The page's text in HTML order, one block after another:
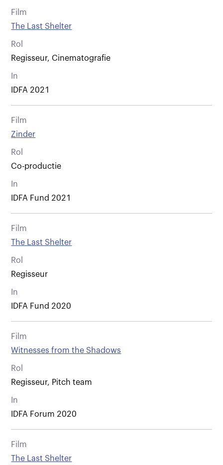
Film
The Last Shelter
Rol
Regisseur, Cinematografie
In
IDFA 2021
Film
Zinder
Rol
Co-productie
In
IDFA Fund 2021
Film
The Last Shelter
Rol
Regisseur
In
IDFA Fund 2020
Film
Witnesses from the Shadows
Rol
Regisseur, Pitch team
In
IDFA Forum 2020
Film
The Last Shelter